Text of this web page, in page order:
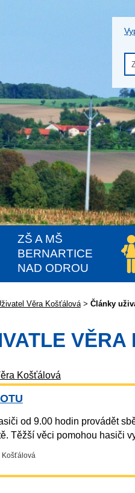
ZŠ A MŠ
BERNARTICE
NAD ODROU
Věra Košťálová> Články
VĚRA
Košťálová
od 9.00 hodin provádět
Těžší věci pomohou hasiči
Košťálová